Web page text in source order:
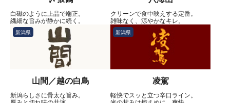
白磁のように上品で端正。
繊細な旨みが静かに続く。
クリーンで食中映えする定番。
雑味なく、涼やかなキレ。
新潟県
山間／越の白鳥
新潟らしさに骨太な旨み。
新潟県
凌駕
軽快でスッと立つ辛口ライン。